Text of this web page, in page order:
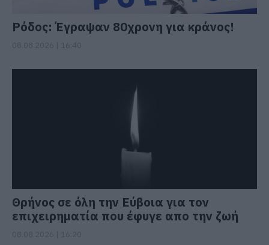
Ρόδος: Έγραψαν 80χρονη για κράνος!
Θρήνος σε όλη την Εύβοια για τον
επιχειρηματία που έφυγε απο την ζωή